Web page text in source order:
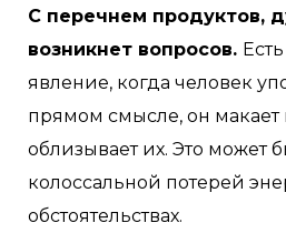
С перечнем продуктов,
возникнет вопросов.
явление, когда человек
прямом смысле, он макает
облизывает их. Это может
колоссальной потерей
обстоятельствах.